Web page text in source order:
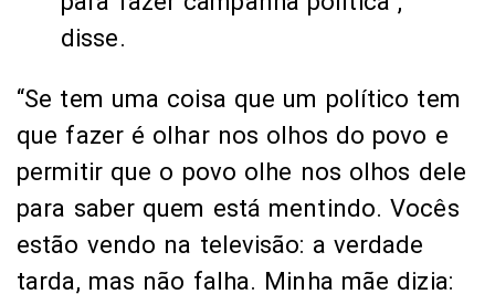
disse.
“Se tem uma coisa que um político tem
que fazer é olhar nos olhos do povo e
permitir que o povo olhe nos olhos dele
para saber quem está mentindo. Vocês
estão vendo na televisão: a verdade
tarda, mas não falha. Minha mãe dizia: